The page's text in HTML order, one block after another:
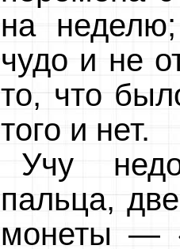
на
чудо и не
то, что
того и нет.
Учу
пальца,
монеты —